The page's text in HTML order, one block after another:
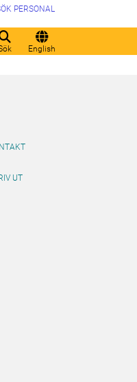
English
PERSONAL
UT